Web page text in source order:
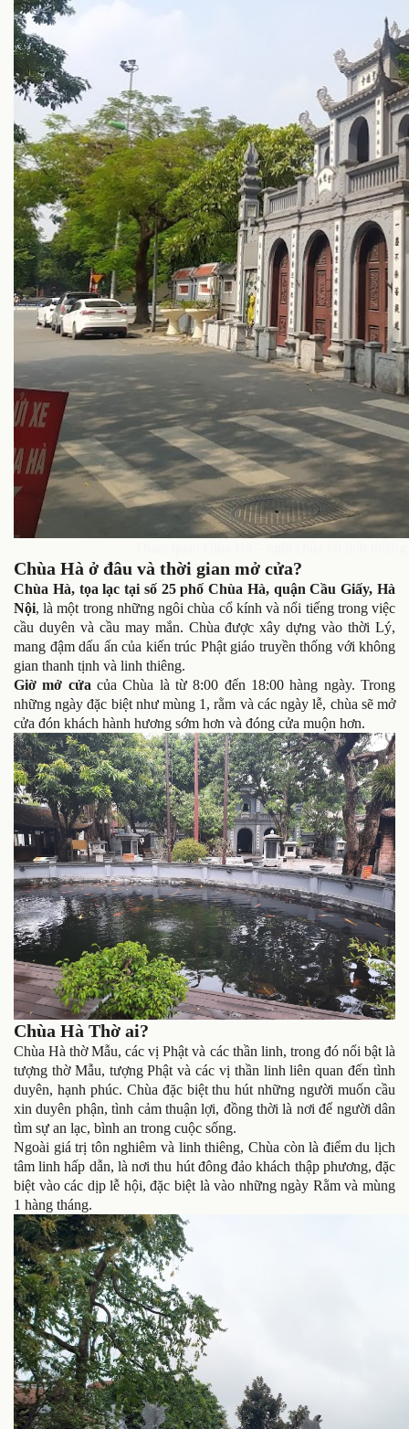
Chùa Hà ở đâu và thời gian mở cửa?
Chùa Hà, tọa lạc tại số 25 phố Chùa Hà, quận Cầu Giấy, Hà
Nội, là một trong những ngôi chùa cổ kính và nổi tiếng trong việc
cầu duyên và cầu may mắn. Chùa được xây dựng vào thời Lý,
mang đậm dấu ấn của kiến trúc Phật giáo truyền thống với không
gian thanh tịnh và linh thiêng.
Giờ mở cửa của Chùa là từ 8:00 đến 18:00 hàng ngày. Trong
những ngày đặc biệt như mùng 1, rằm và các ngày lễ, chùa sẽ mở
cửa đón khách hành hương sớm hơn và đóng cửa muộn hơn.
Chùa Hà Thờ ai?
Chùa Hà thờ Mẫu, các vị Phật và các thần linh, trong đó nổi bật là
tượng thờ Mẫu, tượng Phật và các vị thần linh liên quan đến tình
duyên, hạnh phúc. Chùa đặc biệt thu hút những người muốn cầu
xin duyên phận, tình cảm thuận lợi, đồng thời là nơi để người dân
tìm sự an lạc, bình an trong cuộc sống.
Ngoài giá trị tôn nghiêm và linh thiêng, Chùa còn là điểm du lịch
tâm linh hấp dẫn, là nơi thu hút đông đảo khách thập phương, đặc
biệt vào các dịp lễ hội, đặc biệt là vào những ngày Rằm và mùng
1 hàng tháng.